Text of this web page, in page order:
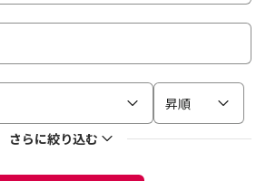
昇順
さらに絞り込む